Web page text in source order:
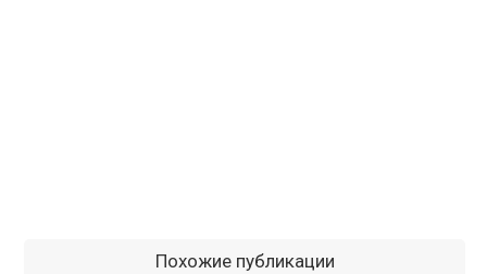
Похожие публикации